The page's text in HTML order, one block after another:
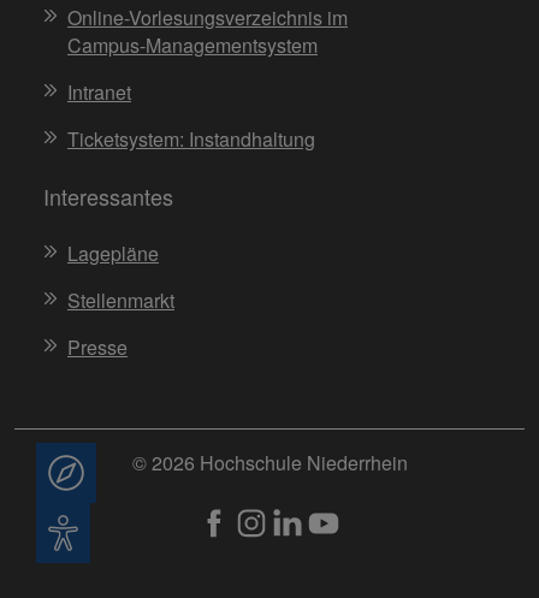
Online-Vorlesungsverzeichnis im
Campus-Managementsystem
Intranet
Ticketsystem: Instandhaltung
Interessantes
Lagepläne
Stellenmarkt
Presse
© 2026 Hochschule Niederrhein
Beratung
Barrierefreiheit